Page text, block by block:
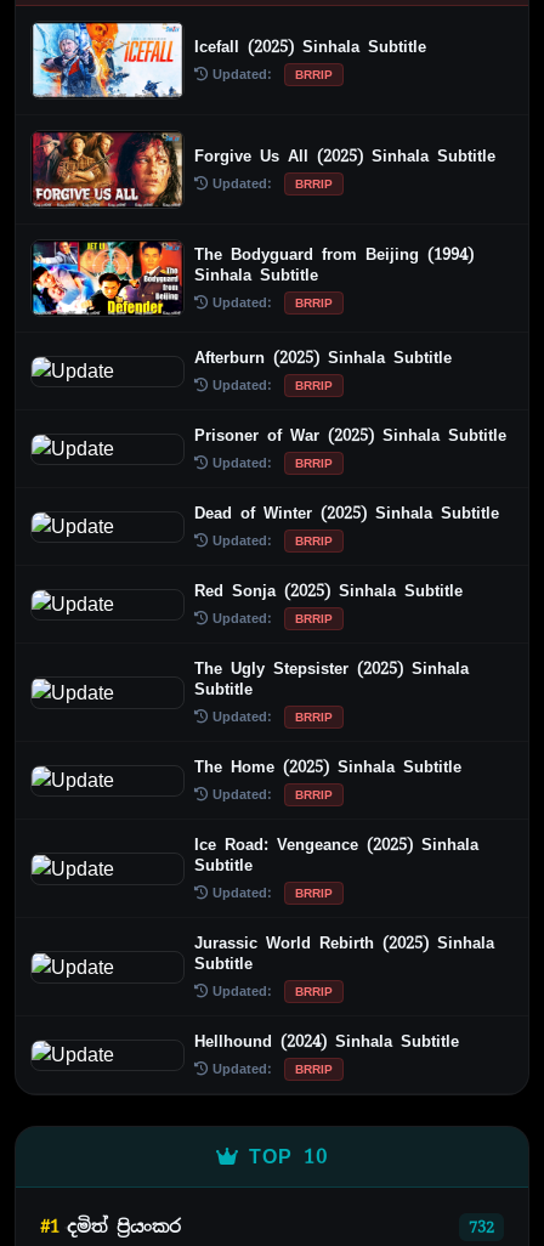
Icefall (2025) Sinhala Subtitle
Updated: BRRIP
Forgive Us All (2025) Sinhala Subtitle
Updated: BRRIP
The Bodyguard from Beijing (1994)
Sinhala Subtitle
Updated: BRRIP
Afterburn (2025) Sinhala Subtitle
Updated: BRRIP
Prisoner of War (2025) Sinhala Subtitle
Updated: BRRIP
Dead of Winter (2025) Sinhala Subtitle
Updated: BRRIP
Red Sonja (2025) Sinhala Subtitle
Updated: BRRIP
The Ugly Stepsister (2025) Sinhala
Subtitle
Updated: BRRIP
The Home (2025) Sinhala Subtitle
Updated: BRRIP
Ice Road: Vengeance (2025) Sinhala
Subtitle
Updated: BRRIP
Jurassic World Rebirth (2025) Sinhala
Subtitle
Updated: BRRIP
Hellhound (2024) Sinhala Subtitle
Updated: BRRIP
TOP 10
#1 දමිත් ප්‍රියංකර 732